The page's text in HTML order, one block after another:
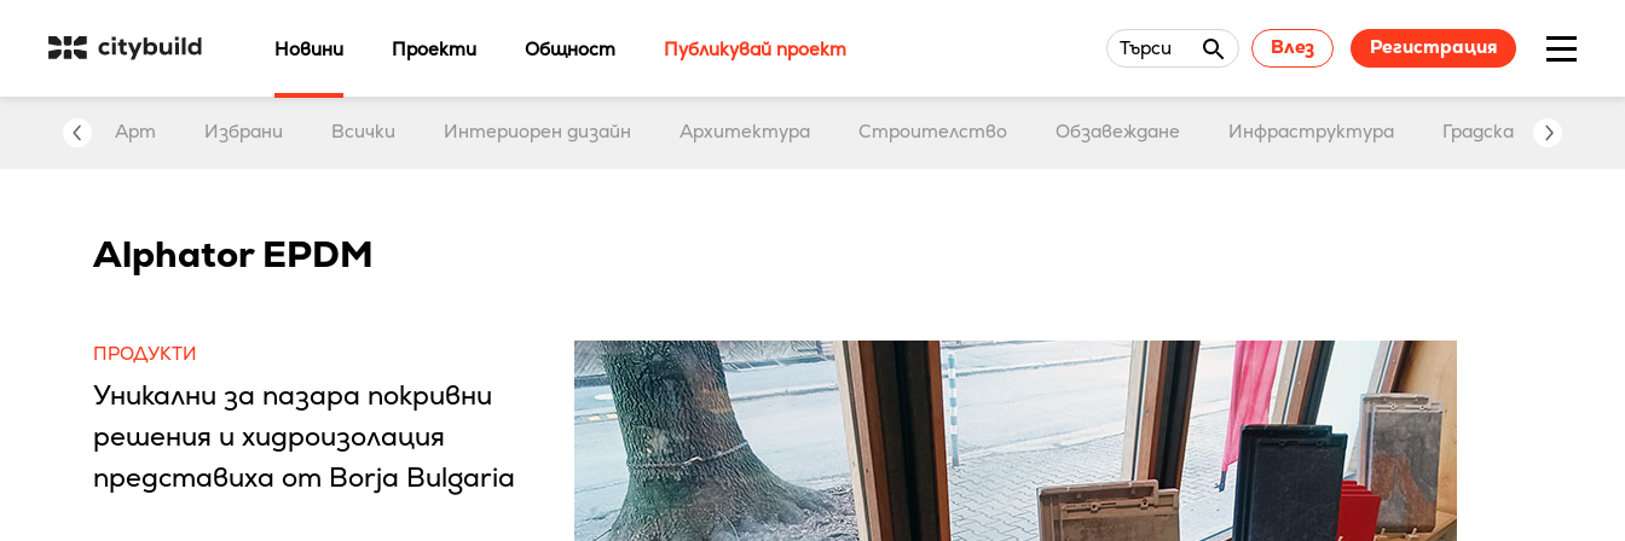
Новини Проекти Общност Публикувай проект Търси Влез Регистрация
Арт Избрани Всички Интериорен дизайн Архитектура Строителство Обзавеждане Инфраструктура Градска среда
Alphator EPDM
ПРОДУКТИ
Уникални за пазара покривни
решения и хидроизолация
представиха от Borja Bulgaria